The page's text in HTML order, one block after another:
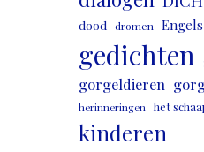
dood dromen Engels
gedichten
gorgeldieren
herinneringen het
kinderen